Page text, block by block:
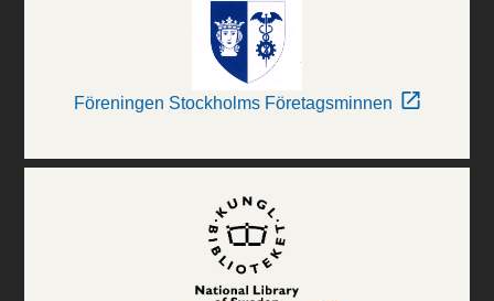
Föreningen Stockholms Företagsminnen